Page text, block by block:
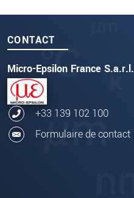
CONTACT
Micro-Epsilon France S.a.r.l.
+33 139 102 100
Formulaire de contact